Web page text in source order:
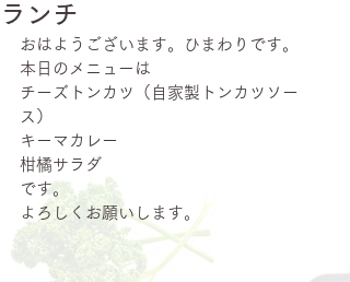
ランチ
おはようございます。ひまわりです。
本日のメニューは
チーズトンカツ（自家製トンカツソー
ス）
キーマカレー
柑橘サラダ
です。
よろしくお願いします。